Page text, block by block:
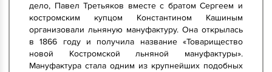
дело, Павел Третьяков вместе с братом Сергеем и
костромским купцом Константином Кашиным
организовали льняную мануфактуру. Она открылась
в 1866 году и получила название «Товарищество
новой Костромской льняной мануфактуры».
Мануфактура стала одним из крупнейших подобных